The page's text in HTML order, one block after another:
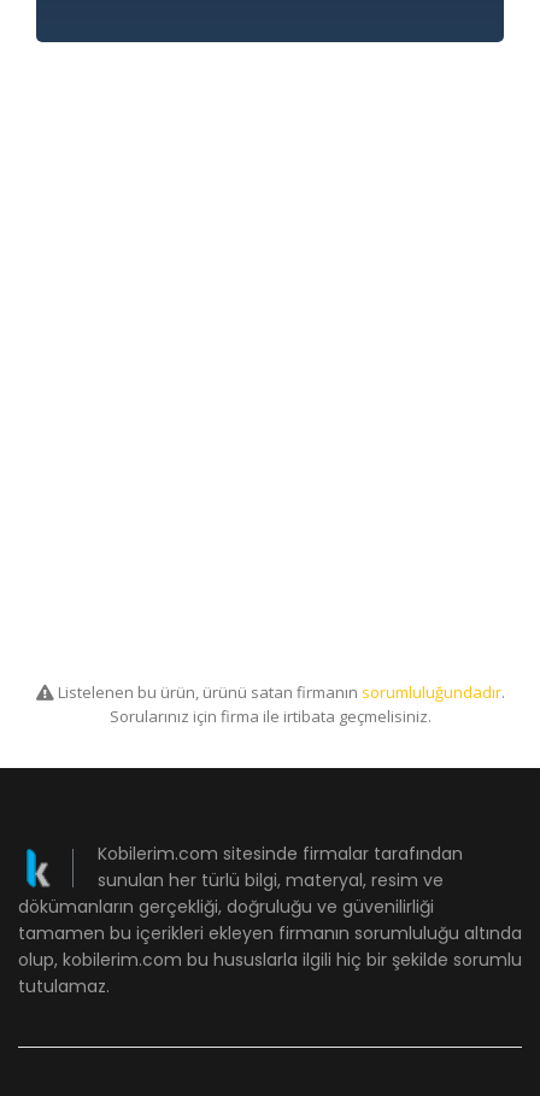
Listelenen bu ürün, ürünü satan firmanın sorumluluğundadır.
Sorularınız için firma ile irtibata geçmelisiniz.
Kobilerim.com sitesinde firmalar tarafından
sunulan her türlü bilgi, materyal, resim ve
dökümanların gerçekliği, doğruluğu ve güvenilirliği
tamamen bu içerikleri ekleyen firmanın sorumluluğu altında
olup, kobilerim.com bu hususlarla ilgili hiç bir şekilde sorumlu
tutulamaz.